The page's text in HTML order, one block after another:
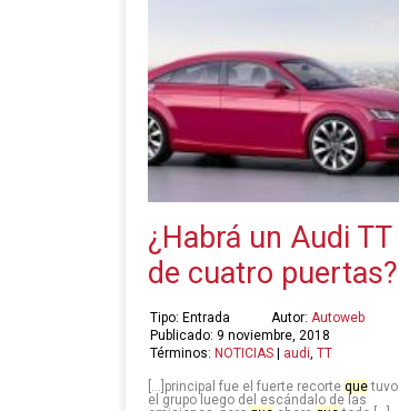
¿Habrá un Audi TT
de cuatro puertas?
Tipo: Entrada Autor:Autoweb
Publicado: 9 noviembre, 2018
Términos: NOTICIAS| audi, TT
[…]principal fue el fuerte recorte quetuvo
el grupo luego del escándalo de las